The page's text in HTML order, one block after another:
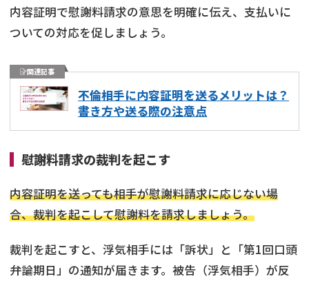
内容証明で慰謝料請求の意思を明確に伝え、支払いに
ついての対応を促しましょう。
関連記事
不倫相手に内容証明を送るメリットは？
書き方や送る際の注意点
慰謝料請求の裁判を起こす
内容証明を送っても相手が慰謝料請求に応じない場
合、裁判を起こして慰謝料を請求しましょう。
裁判を起こすと、浮気相手には「訴状」と「第1回口頭
弁論期日」の通知が届きます。被告（浮気相手）が反